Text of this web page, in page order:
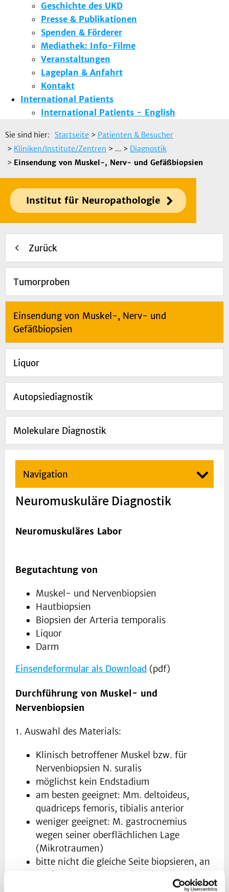
Geschichte des UKD
Presse & Publikationen
Spenden & Förderer
Mediathek: Info-Filme
Veranstaltungen
Lageplan & Anfahrt
Kontakt
International Patients
International Patients - English
Sie sind hier: Startseite > Patienten & Besucher
> Kliniken/Institute/Zentren > ... > Diagnostik
> Einsendung von Muskel-, Nerv- und Gefäßbiopsien
Institut für Neuropathologie
Zurück
Tumorproben
Einsendung von Muskel-, Nerv- und
Gefäßbiopsien
Liquor
Autopsiediagnostik
Molekulare Diagnostik
Navigation
Neuromuskuläre Diagnostik
Neuromuskuläres Labor
Begutachtung von
Muskel- und Nervenbiopsien
Hautbiopsien
Biopsien der Arteria temporalis
Liquor
Darm
Einsendeformular als Download (pdf)
Durchführung von Muskel- und
Nervenbiopsien
1. Auswahl des Materials:
Klinisch betroffener Muskel bzw. für
Nervenbiopsien N. suralis
möglichst kein Endstadium
am besten geeignet: Mm. deltoideus,
quadriceps femoris, tibialis anterior
weniger geeignet: M. gastrocnemius
wegen seiner oberflächlichen Lage
(Mikrotraumen)
bitte nicht die gleiche Seite biopsieren, an
der bereits elektrophysiologische
Untersuchungen durchgeführt wurden